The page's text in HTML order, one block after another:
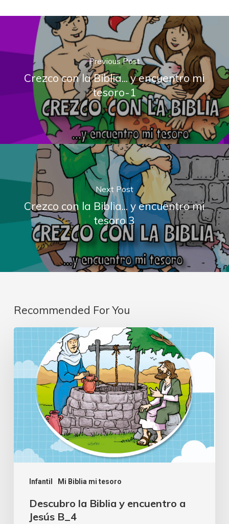
Previous Post
Crezco con la Biblia... y encuentro mi
tesoro-1
Next Post
Crezco con la Biblia... y encuentro mi
tesoro 3
Recommended For You
Infantil Mi Biblia mi tesoro
Descubro la Biblia y encuentro a
Jesús B_4